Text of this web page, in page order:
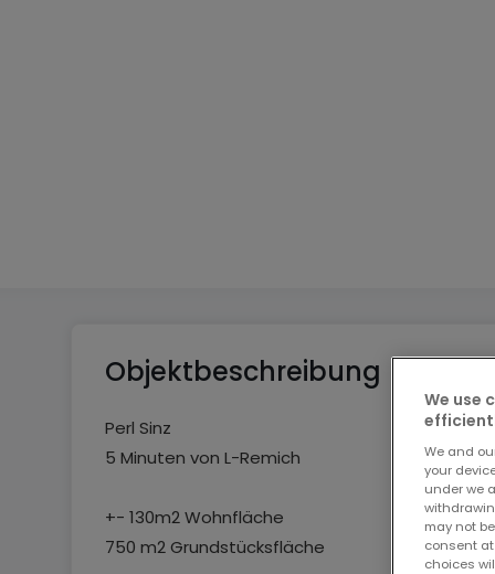
Objektbeschreibung
Perl Sinz
5 Minuten von L-Remich
+- 130m2 Wohnfläche
750 m2 Grundstücksfläche
We use
We and
your
under we
may not
consent
choices